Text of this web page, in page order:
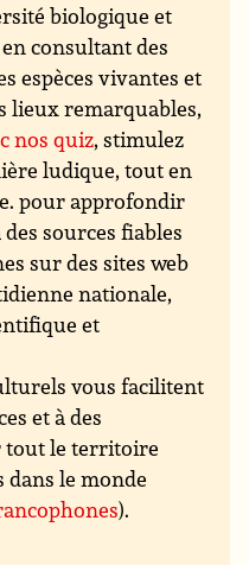
biologique et
consultant des
espèces vivantes et
lieux remarquables,
nos quiz, stimulez
ludique, tout en
pour approfondir
sources fiables
sur des sites web
nationale,
et
vous facilitent
et à des
tout le territoire
le monde
).